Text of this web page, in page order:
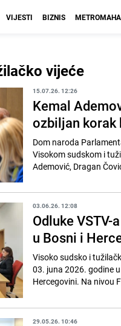
VIJESTI BIZNIS
vijeće
15.07.26. 12:26
Kemal
ozbiljan korak
Dom naroda
Visokom sudskom i
Ademović, Dragan
03.06.26. 12:08
Odluke
u Bosni i
Visoko sudsko i
03. juna 2026. godine
Hercegovini. Na nivou
29.05.26. 10:46